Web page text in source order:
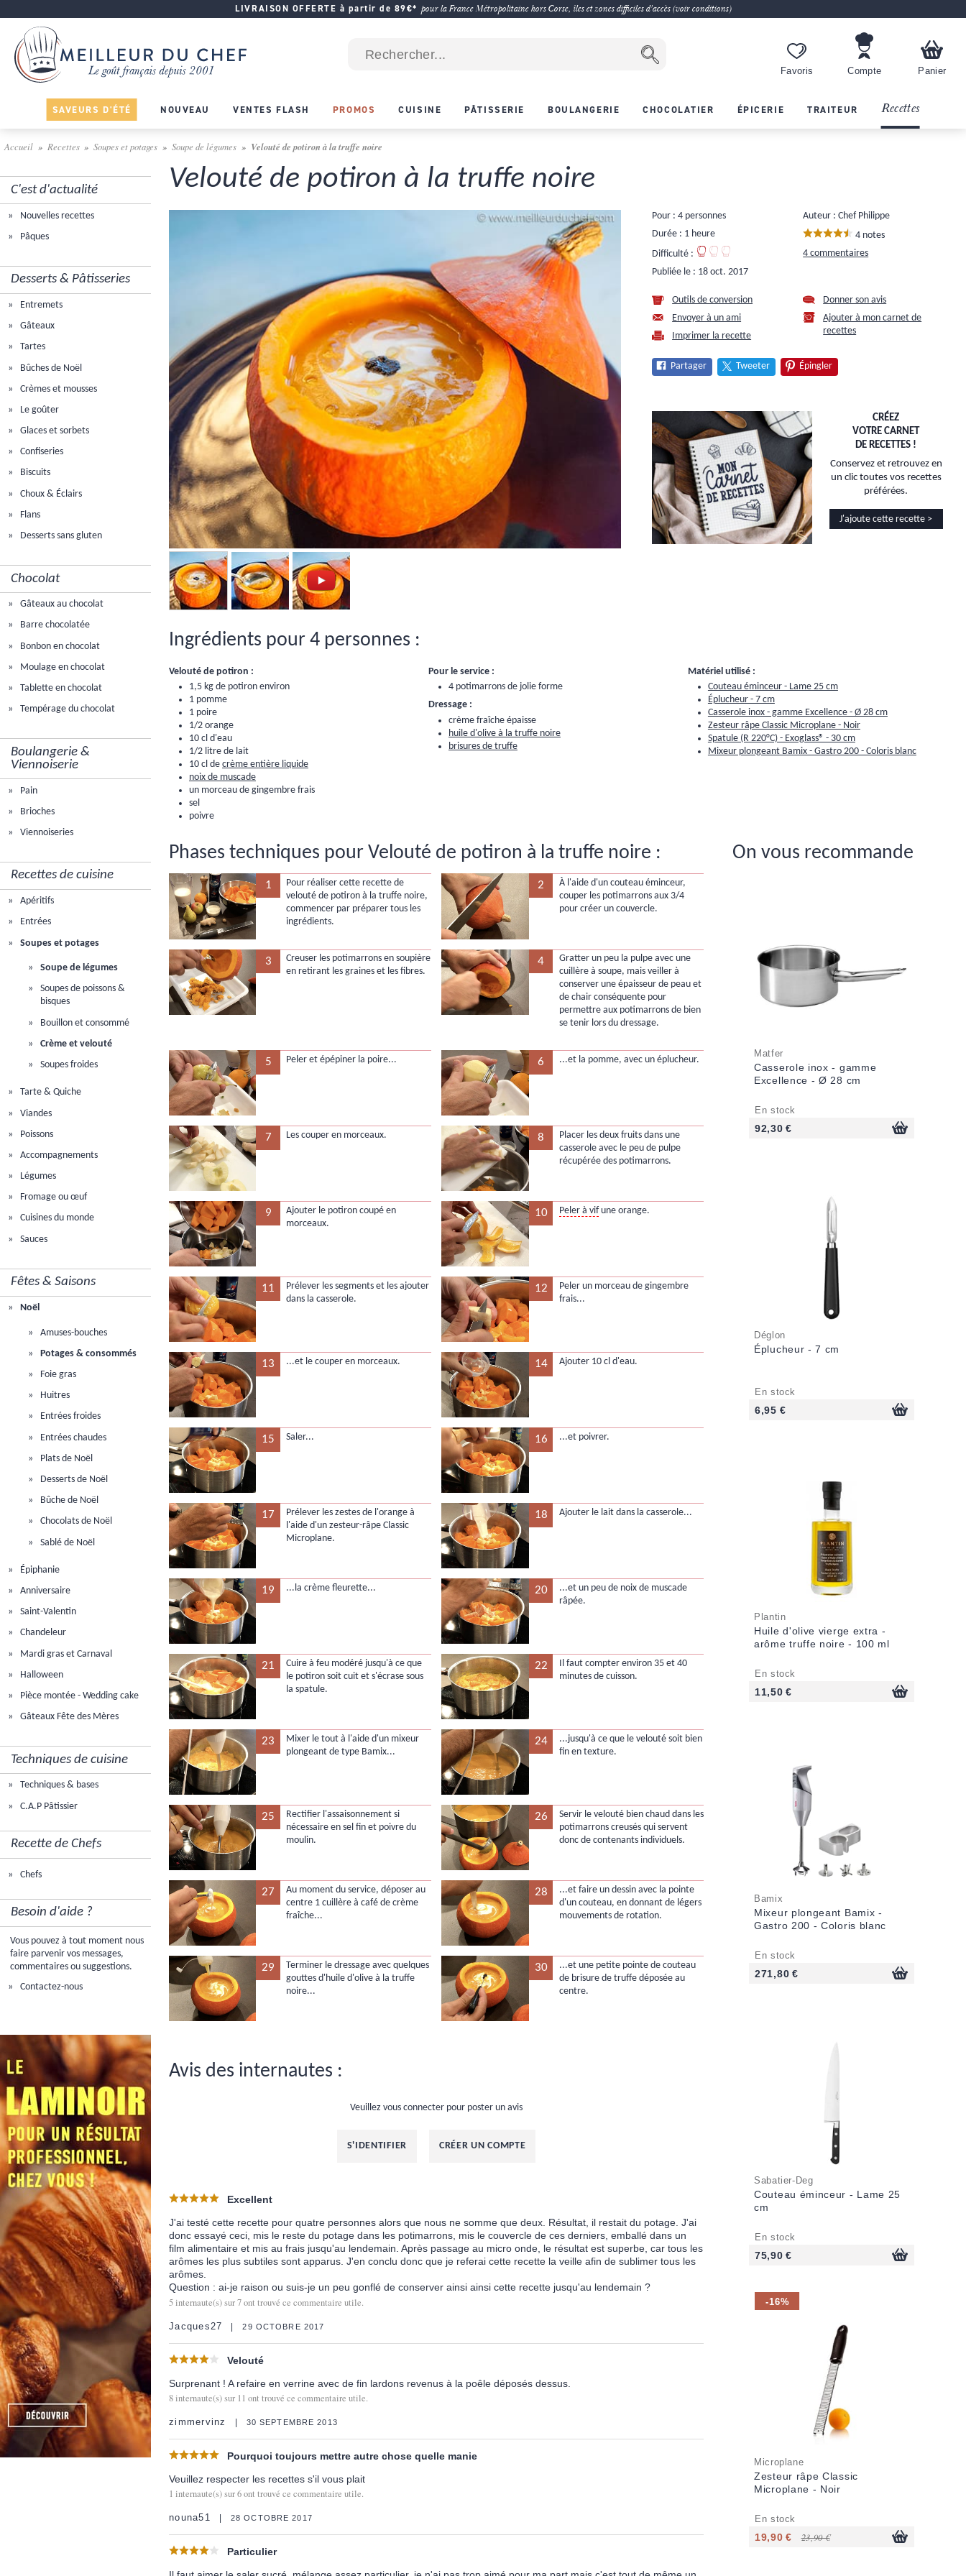
LIVRAISON OFFERTE à partir de 89€* pour la France Métropolitaine hors Corse, îles et zones difficiles d'accès (voir conditions)
Favoris Compte Panier
SAVEURS D'ÉTÉ NOUVEAU VENTES FLASH PROMOS CUISINE PÂTISSERIE BOULANGERIE CHOCOLATIER ÉPICERIE TRAITEUR Recettes
Accueil Recettes Soupes et potages Soupe de légumes Velouté de potiron à la truffe noire
C'est d'actualité
Nouvelles recettes
Pâques
Desserts & Pâtisseries
Entremets
Gâteaux
Tartes
Bûches de Noël
Crèmes et mousses
Le goûter
Glaces et sorbets
Confiseries
Biscuits
Choux & Éclairs
Flans
Desserts sans gluten
Chocolat
Gâteaux au chocolat
Barre chocolatée
Bonbon en chocolat
Moulage en chocolat
Tablette en chocolat
Tempérage du chocolat
Boulangerie &
Viennoiserie
Pain
Brioches
Viennoiseries
Recettes de cuisine
Apéritifs
Entrées
Soupes et potages
Soupe de légumes
Soupes de poissons &
bisques
Bouillon et consommé
Crème et velouté
Soupes froides
Tarte & Quiche
Viandes
Poissons
Accompagnements
Légumes
Fromage ou œuf
Cuisines du monde
Sauces
Fêtes & Saisons
Noël
Amuses-bouches
Potages & consommés
Foie gras
Huitres
Entrées froides
Entrées chaudes
Plats de Noël
Desserts de Noël
Bûche de Noël
Chocolats de Noël
Sablé de Noël
Épiphanie
Anniversaire
Saint-Valentin
Chandeleur
Mardi gras et Carnaval
Halloween
Pièce montée - Wedding cake
Gâteaux Fête des Mères
Techniques de cuisine
Techniques & bases
C.A.P Pâtissier
Recette de Chefs
Chefs
Besoin d'aide ?
Vous pouvez à tout moment nous
faire parvenir vos messages,
commentaires ou suggestions.
Contactez-nous
Velouté de potiron à la truffe noire
Pour : 4 personnes
Durée : 1 heure
Difficulté :
Publiée le : 18 oct. 2017
Auteur : Chef Philippe
4 notes
4 commentaires
Outils de conversion
Envoyer à un ami
Imprimer la recette
Donner son avis
Ajouter à mon carnet de
recettes
Partager Tweeter Épingler
CRÉEZ
VOTRE CARNET
DE RECETTES !
Conservez et retrouvez en
un clic toutes vos recettes
préférées.
J'ajoute cette recette >
Ingrédients pour 4 personnes :
Velouté de potiron :
1,5 kg de potiron environ
1 pomme
1 poire
1/2 orange
10 cl d'eau
1/2 litre de lait
10 cl de crème entière liquide
noix de muscade
un morceau de gingembre frais
sel
poivre
Pour le service :
4 potimarrons de jolie forme
Dressage :
crème fraîche épaisse
huile d'olive à la truffe noire
brisures de truffe
Matériel utilisé :
Couteau éminceur - Lame 25 cm
Éplucheur - 7 cm
Casserole inox - gamme Excellence - Ø 28 cm
Zesteur râpe Classic Microplane - Noir
Spatule (R 220°C) - Exoglass® - 30 cm
Mixeur plongeant Bamix - Gastro 200 - Coloris blanc
On vous recommande
Matfer
Casserole inox - gamme
Excellence - Ø 28 cm
En stock
92,30 €
Déglon
Éplucheur - 7 cm
En stock
6,95 €
Plantin
Huile d'olive vierge extra -
arôme truffe noire - 100 ml
En stock
11,50 €
Bamix
Mixeur plongeant Bamix -
Gastro 200 - Coloris blanc
En stock
271,80 €
Sabatier-Deg
Couteau éminceur - Lame 25
cm
En stock
75,90 €
-16%
Microplane
Zesteur râpe Classic
Microplane - Noir
En stock
19,90 € 23,90 €
Phases techniques pour Velouté de potiron à la truffe noire :
1
Pour réaliser cette recette de
velouté de potiron à la truffe noire,
commencer par préparer tous les
ingrédients.
2
À l'aide d'un couteau éminceur,
couper les potimarrons aux 3/4
pour créer un couvercle.
3
Creuser les potimarrons en soupière
en retirant les graines et les fibres.
4
Gratter un peu la pulpe avec une
cuillère à soupe, mais veiller à
conserver une épaisseur de peau et
de chair conséquente pour
permettre aux potimarrons de bien
se tenir lors du dressage.
5 Peler et épépiner la poire... 6 ...et la pomme, avec un éplucheur.
7 Les couper en morceaux. 8
Placer les deux fruits dans une
casserole avec le peu de pulpe
récupérée des potimarrons.
9
Ajouter le potiron coupé en
morceaux.
10 Peler à vifune orange.
11
Prélever les segments et les ajouter
dans la casserole.
12
Peler un morceau de gingembre
frais...
13 ...et le couper en morceaux. 14 Ajouter 10 cl d'eau.
15 Saler... 16 ...et poivrer.
17
Prélever les zestes de l'orange à
l'aide d'un zesteur-râpe Classic
Microplane.
18 Ajouter le lait dans la casserole...
19 ...la crème fleurette... 20
...et un peu de noix de muscade
râpée.
21
Cuire à feu modéré jusqu'à ce que
le potiron soit cuit et s'écrase sous
la spatule.
22
Il faut compter environ 35 et 40
minutes de cuisson.
23
Mixer le tout à l'aide d'un mixeur
plongeant de type Bamix...
24
...jusqu'à ce que le velouté soit bien
fin en texture.
25
Rectifier l'assaisonnement si
nécessaire en sel fin et poivre du
moulin.
26
Servir le velouté bien chaud dans les
potimarrons creusés qui servent
donc de contenants individuels.
27
Au moment du service, déposer au
centre 1 cuillère à café de crème
fraîche...
28
...et faire un dessin avec la pointe
d'un couteau, en donnant de légers
mouvements de rotation.
29
Terminer le dressage avec quelques
gouttes d'huile d'olive à la truffe
noire...
30
...et une petite pointe de couteau
de brisure de truffe déposée au
centre.
Avis des internautes :
Veuillez vous connecter pour poster un avis
S'IDENTIFIER CRÉER UN COMPTE
Excellent
J'ai testé cette recette pour quatre personnes alors que nous ne somme que deux. Résultat, il restait du potage. J'ai
donc essayé ceci, mis le reste du potage dans les potimarrons, mis le couvercle de ces derniers, emballé dans un
film alimentaire et mis au frais jusqu'au lendemain. Après passage au micro onde, le résultat est superbe, car tous les
arômes les plus subtiles sont apparus. J'en conclu donc que je referai cette recette la veille afin de sublimer tous les
arômes.
Question : ai-je raison ou suis-je un peu gonflé de conserver ainsi ainsi cette recette jusqu'au lendemain ?
5internaute(s) sur7ont trouvé ce commentaire utile.
Jacques27 29 OCTOBRE 2017
Velouté
Surprenant ! A refaire en verrine avec de fin lardons revenus à la poêle déposés dessus.
8internaute(s) sur 11 ont trouvé ce commentaire utile.
zimmervinz 30 SEPTEMBRE 2013
Pourquoi toujours mettre autre chose quelle manie
Veuillez respecter les recettes s'il vous plait
1 internaute(s) sur6ont trouvé ce commentaire utile.
nouna51 28 OCTOBRE 2017
Particulier